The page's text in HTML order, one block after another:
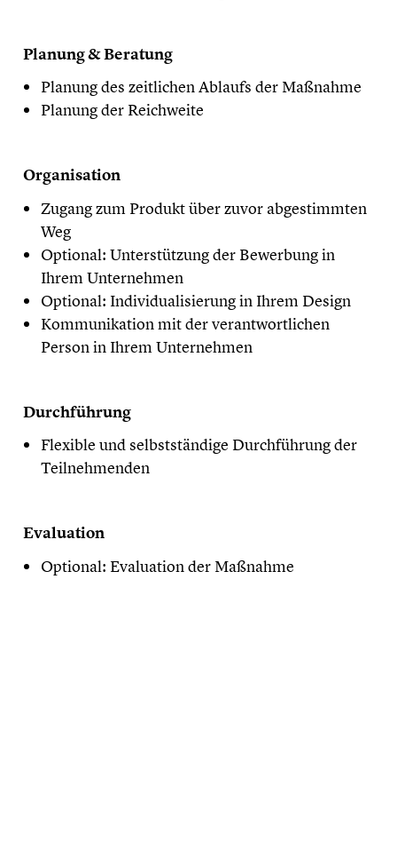
Planung & Beratung
Planung des zeitlichen Ablaufs der Maßnahme
Planung der Reichweite
Organisation
Zugang zum Produkt über zuvor abgestimmten
Weg
Optional: Unterstützung der Bewerbung in
Ihrem Unternehmen
Optional: Individualisierung in Ihrem Design
Kommunikation mit der verantwortlichen
Person in Ihrem Unternehmen
Durchführung
Flexible und selbstständige Durchführung der
Teilnehmenden
Evaluation
Optional: Evaluation der Maßnahme